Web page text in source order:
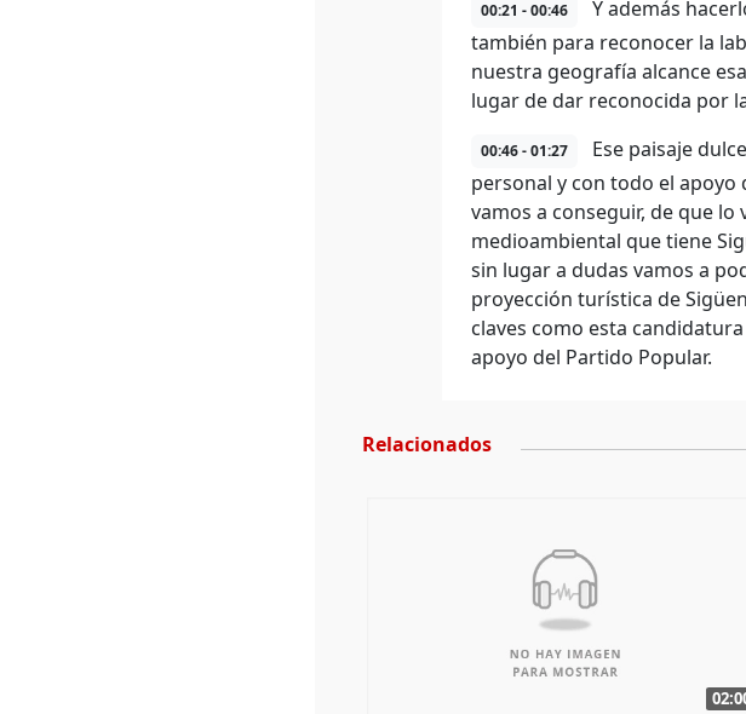
00:21 - 00:46
Y además
también para reconocer la
nuestra geografía alcance
lugar de dar reconocida por la
00:46 - 01:27
Ese paisaje
personal y con todo el apoyo
vamos a conseguir, de que
medioambiental que tiene
sin lugar a dudas vamos a
proyección turística de
claves como esta
apoyo del Partido Popular.
Relacionados